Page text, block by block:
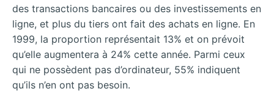
des transactions bancaires ou des investissements en
ligne, et plus du tiers ont fait des achats en ligne. En
1999, la proportion représentait 13% et on prévoit
qu’elle augmentera à 24% cette année. Parmi ceux
qui ne possèdent pas d’ordinateur, 55% indiquent
qu’ils n’en ont pas besoin.